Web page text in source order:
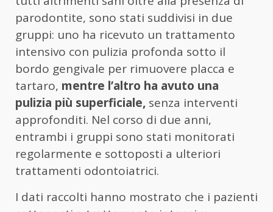
parodontite, sono stati suddivisi in due
gruppi: uno ha ricevuto un trattamento
intensivo con pulizia profonda sotto il
bordo gengivale per rimuovere placca e
tartaro, mentre l’altro ha avuto una
pulizia più superficiale, senza interventi
approfonditi. Nel corso di due anni,
entrambi i gruppi sono stati monitorati
regolarmente e sottoposti a ulteriori
trattamenti odontoiatrici.
I dati raccolti hanno mostrato che i pazienti